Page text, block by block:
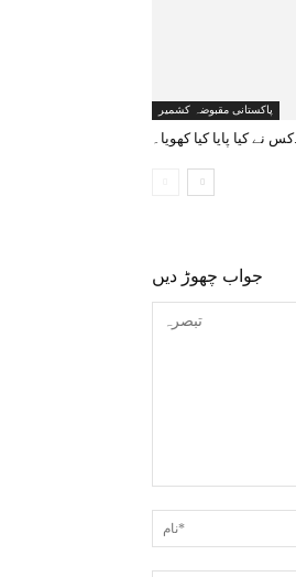
پاکستانی مقبوضہ کشمیر
جواب چھوڑ دیں